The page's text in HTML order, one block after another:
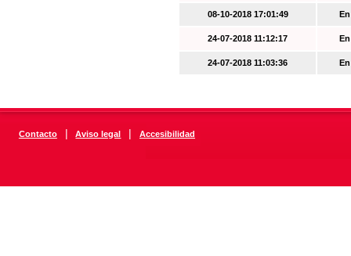
08-10-2018 17:01:49
24-07-2018 11:12:17
24-07-2018 11:03:36
Contacto | Aviso legal | Accesibilidad